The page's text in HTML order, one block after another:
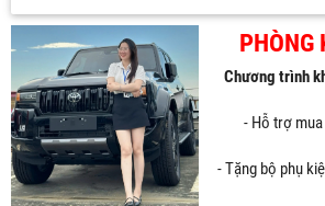
PHÒNG
Chương trình
- Hỗ trợ
- Tặng bộ phụ